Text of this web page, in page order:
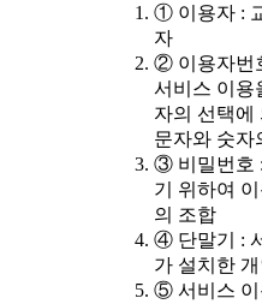
① 이용자 :
자
② 이용자번
서비스 이용
자의 선택에
문자와 숫자
③ 비밀번호
기 위하여
의 조합
④ 단말기 :
가 설치한
⑤ 서비스 이